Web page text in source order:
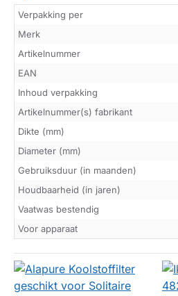
Verpakking per
Merk
Artikelnummer
EAN
Inhoud verpakking
Artikelnummer(s) fabrikant
Dikte (mm)
Diameter (mm)
Gebruiksduur (in maanden)
Houdbaarheid (in jaren)
Vaatwas bestendig
Voor apparaat